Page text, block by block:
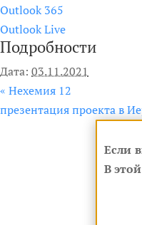
Outlook 365
Outlook Live
Подробности
Дата: 03.11.2021
« Нехемия 12
презентация проекта в
Если
В